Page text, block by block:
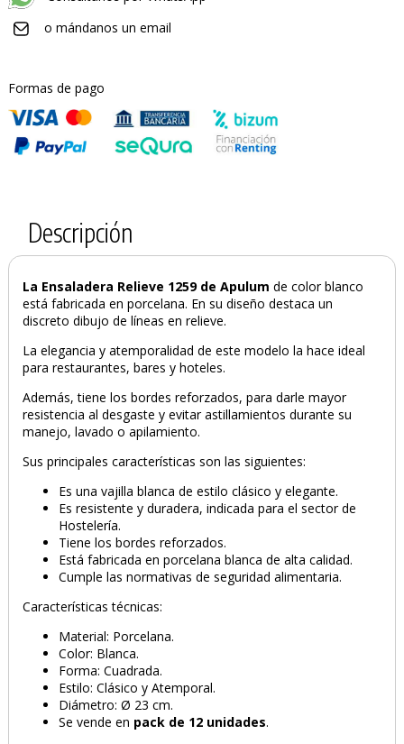
PRODUCTO AÑADIDO AL CARRITO
o mándanos un email
Formas de pago
Descripción
La Ensaladera Relieve 1259 de Apulum de color blanco
está fabricada en porcelana. En su diseño destaca un
discreto dibujo de líneas en relieve.
La elegancia y atemporalidad de este modelo la hace ideal
para restaurantes, bares y hoteles.
Además, tiene los bordes reforzados, para darle mayor
resistencia al desgaste y evitar astillamientos durante su
manejo, lavado o apilamiento.
Sus principales características son las siguientes:
Es una vajilla blanca de estilo clásico y elegante.
Es resistente y duradera, indicada para el sector de
Hostelería.
Tiene los bordes reforzados.
Está fabricada en porcelana blanca de alta calidad.
Cumple las normativas de seguridad alimentaria.
Características técnicas:
Material: Porcelana.
Color: Blanca.
Forma: Cuadrada.
Estilo: Clásico y Atemporal.
Diámetro: Ø 23 cm.
Se vende en pack de 12 unidades.